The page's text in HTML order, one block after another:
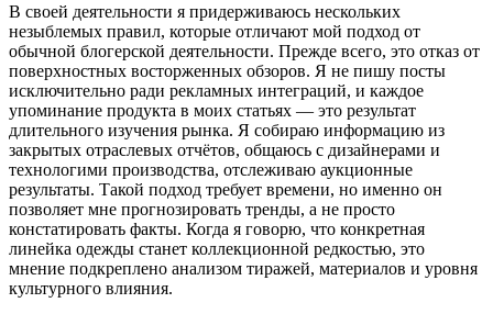
В своей деятельности я придерживаюсь нескольких
незыблемых правил, которые отличают мой подход от
обычной блогерской деятельности. Прежде всего, это отказ от
поверхностных восторженных обзоров. Я не пишу посты
исключительно ради рекламных интеграций, и каждое
упоминание продукта в моих статьях — это результат
длительного изучения рынка. Я собираю информацию из
закрытых отраслевых отчётов, общаюсь с дизайнерами и
технологими производства, отслеживаю аукционные
результаты. Такой подход требует времени, но именно он
позволяет мне прогнозировать тренды, а не просто
констатировать факты. Когда я говорю, что конкретная
линейка одежды станет коллекционной редкостью, это
мнение подкреплено анализом тиражей, материалов и уровня
культурного влияния.